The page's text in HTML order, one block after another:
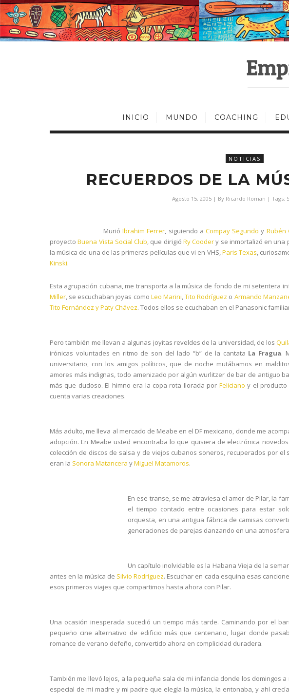
INICIO MUNDO COACHING
NOTICIAS
RECUERDOS DE LA
Agosto 15, 2005 | By Ricardo Roman | Tags:
MurióIbrahim Ferrer, siguiendo a Compay Segundo y Rubén
proyectoBuena Vista Social Club, que dirigió Ry Coodery se inmortalizó en una
la música de una de las primeras películas que vi en VHS,Paris Texas,
Kinski.
Esta agrupación cubana, me transporta a la música de fondo de mi setentera
Miller, se escuchaban joyas como Leo Marini,Tito Rodríguez o Armando
Tito Fernández y Paty Chávez. Todos ellos se ecuchaban en el Panasonic
Pero también me llevan a algunas joyitas reveldes de la universidad, de los
irónicas voluntades en ritmo de son del lado “b” de la cantata La Fragua.
universitario, con los amigos políticos, que de noche mutábamos en
amores más indignas, todo amenizado por algún wurlitzerde bar de antiguo
más que dudoso. El himno era la copa rota llorada por Feliciano y el
cuenta varias creaciones.
Más adulto, me lleva al mercado de Meabe en el DF mexicano, donde me
adopción. En Meabe usted encontraba lo que quisiera de electrónica
colección de discos de salsa y de viejos cubanos soneros, recuperados por el
eran la Sonora Matancera yMiguel Matamoros.
En ese transe, se me atraviesa el amor de Pilar, la
el tiempo contado entre ocasiones para estar
orquesta, en una antigua fábrica de camisas
generaciones de parejas danzando en una
Un capítulo inolvidable es la Habana Vieja de la
antes en la música de Silvio Rodríguez. Escuchar en cada esquina esas
esos primeros viajes que compartimos hasta ahora con Pilar.
Una ocasión inesperada sucedió un tiempo más tarde. Caminando por el
pequeño cine alternativo de edificio más que centenario, lugar donde
romance de verano defeño, convertido ahora en complicidad duradera.
También me llevó lejos, a la pequeña sala de mi infancia donde los domingos
especial de mi madre y mi padre que elegía la música, la entonaba, y ahí